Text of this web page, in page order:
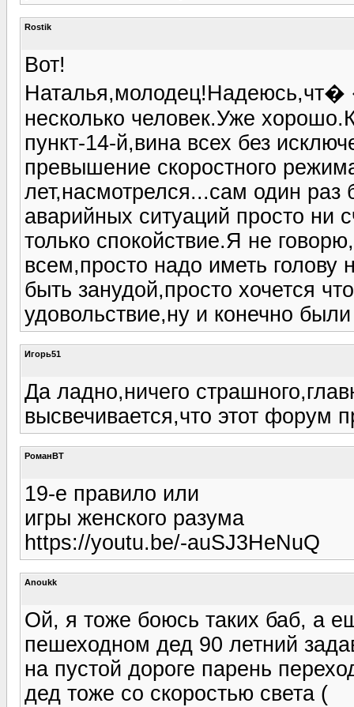
Rostik
Вот!
Наталья,молодец!Надеюсь,чт�
несколько человек.Уже
пункт-14-й,вина всех без
превышение скоростного
лет,насмотрелся...сам один
аварийных ситуаций просто ни
только спокойствие.Я не
всем,просто надо иметь голову
быть занудой,просто хочется
удовольствие,ну и конечно
Игорь51
Да ладно,ничего
высвечивается,что этот форум
РоманВТ
19-е правило или
игры женского разума
https://youtu.be/-auSJ3HeNuQ
Anoukk
Ой, я тоже боюсь таких баб, а
пешеходном дед 90 летний
на пустой дороге парень
дед тоже со скоростью света (